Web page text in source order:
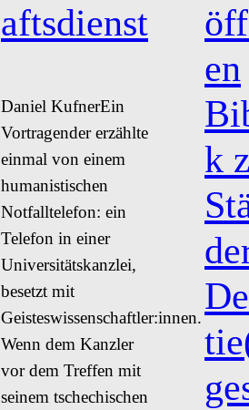
aftsdienst
Daniel KufnerEin
Vortragender erzählte
einmal von einem
humanistischen
Notfalltelefon: ein
Telefon in einer
Universitätskanzlei,
besetzt mit
Geisteswissenschaftler:innen.
Wenn dem Kanzler
vor dem Treffen mit
seinem tschechischen
en
k